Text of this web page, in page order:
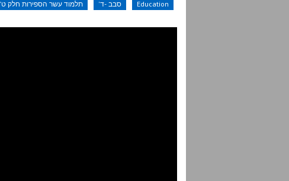
Education סבב -ד' תלמוד עשר הספירות חלק